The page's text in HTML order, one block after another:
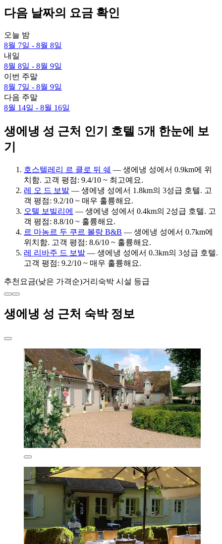
다음 날짜의 요금 확인
오늘 밤
8월 7일 - 8월 8일
내일
8월 8일 - 8월 9일
이번 주말
8월 7일 - 8월 9일
다음 주말
8월 14일 - 8월 16일
생에냉 성 근처 인기 호텔 5개 한눈에 보
기
호스텔레리 르 클로 뒤 쉐 — 생에냉 성에서 0.9km에 위
치함. 고객 평점: 9.4/10 ~ 최고예요.
레 오 드 보발 — 생에냉 성에서 1.8km의 3성급 호텔. 고
객 평점: 9.2/10 ~ 매우 훌륭해요.
오텔 보빌리에 — 생에냉 성에서 0.4km의 2성급 호텔. 고
객 평점: 8.8/10 ~ 훌륭해요.
르 마농르 두 쿠르 볼랑 B&B — 생에냉 성에서 0.7km에
위치함. 고객 평점: 8.6/10 ~ 훌륭해요.
레 리바주 드 보발 — 생에냉 성에서 0.3km의 3성급 호텔.
고객 평점: 9.2/10 ~ 매우 훌륭해요.
추천 요금(낮은 가격순)거리 숙박 시설 등급
생에냉 성 근처 숙박 정보